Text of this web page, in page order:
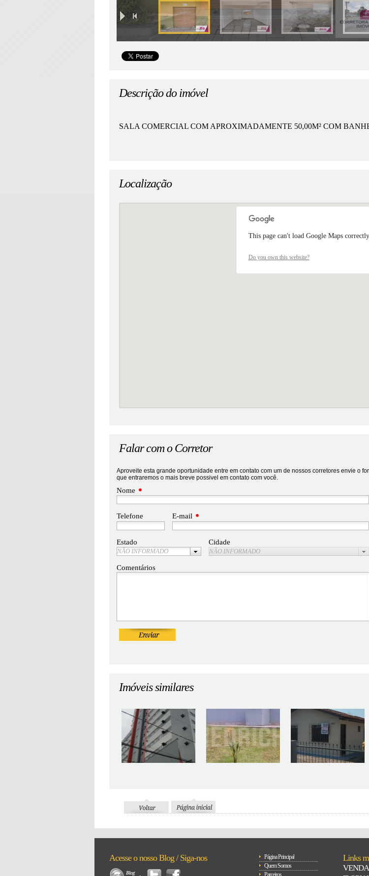
Descrição do imóvel
SALA COMERCIAL COM APROXIMADAMENTE 50,00M² COM
Localização
This page can't load Google Maps correctly.
Do you own this website?
Falar com o Corretor
Aproveite esta grande oportunidade entre em contato com um de nossos corretores envie o
que entraremos o mais breve possivel em contato com você.
Nome
Telefone E-mail
Estado
NÃO INFORMADO
Cidade
NÃO INFORMADO
Comentários
Imóveis similares
Acesse o nosso Blog / Siga-nos
Página Principal
Quem Somos
Parceiros
Links